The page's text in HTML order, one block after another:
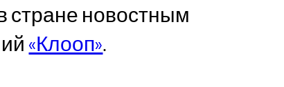
стране новостным
«Клооп».